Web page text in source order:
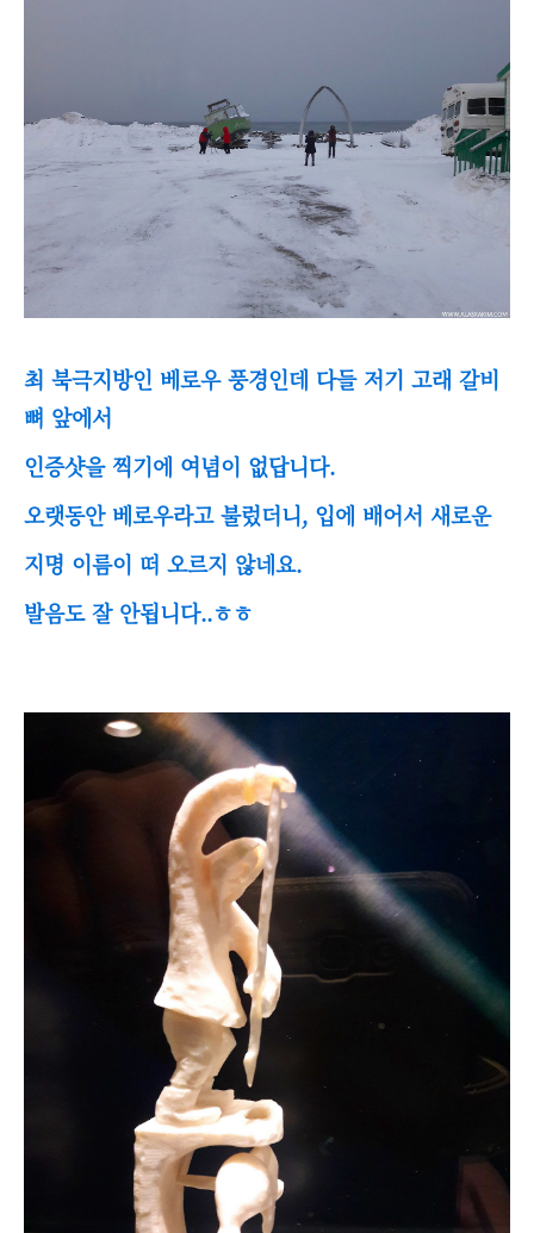
최 북극지방인 베로우 풍경인데 다들 저기 고래 갈비
뼈 앞에서
인증샷을 찍기에 여념이 없답니다.
오랫동안 베로우라고 불렀더니, 입에 배어서 새로운
지명 이름이 떠 오르지 않네요.
발음도 잘 안됩니다..ㅎㅎ